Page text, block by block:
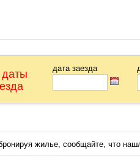
дата заезда
жилье, сообщайте, что